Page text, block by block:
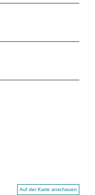
Auf der Karte anschauen